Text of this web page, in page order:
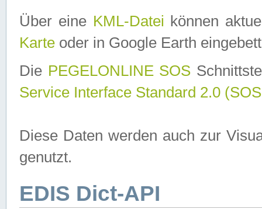
Über eine KML-Datei können
Karte oder in Google Earth
Die PEGELONLINE SOS
Service Interface Standard 2.0
Diese Daten werden auch zur
genutzt.
EDIS Dict-API